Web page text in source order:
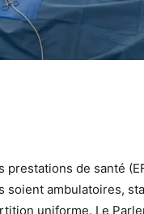
de santé
soient ambulatoires,
uniforme. Le